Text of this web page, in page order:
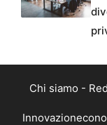
Chi siamo -